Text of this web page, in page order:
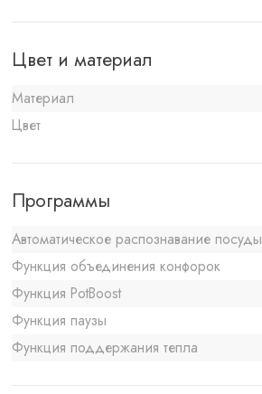
Цвет и материал
Материал
Цвет
Программы
Автоматическое распознавание посуды
Функция объединения конфорок
Функция PotBoost
Функция паузы
Функция поддержания тепла